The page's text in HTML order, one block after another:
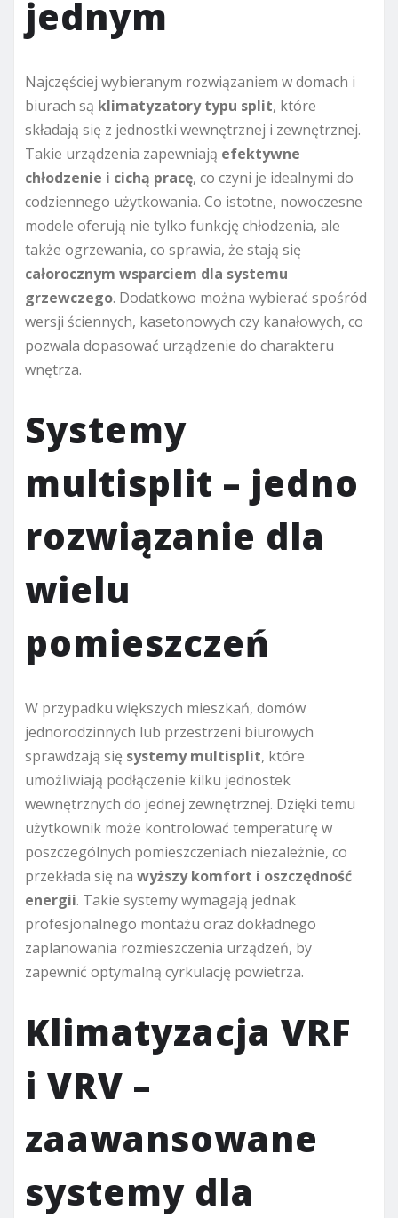
jednym
Najczęściej wybieranym rozwiązaniem w domach i
biurach są klimatyzatory typu split, które
składają się z jednostki wewnętrznej i zewnętrznej.
Takie urządzenia zapewniają efektywne
chłodzenie i cichą pracę, co czyni je idealnymi do
codziennego użytkowania. Co istotne, nowoczesne
modele oferują nie tylko funkcję chłodzenia, ale
także ogrzewania, co sprawia, że stają się
całorocznym wsparciem dla systemu
grzewczego. Dodatkowo można wybierać spośród
wersji ściennych, kasetonowych czy kanałowych, co
pozwala dopasować urządzenie do charakteru
wnętrza.
Systemy
multisplit – jedno
rozwiązanie dla
wielu
pomieszczeń
W przypadku większych mieszkań, domów
jednorodzinnych lub przestrzeni biurowych
sprawdzają się systemy multisplit, które
umożliwiają podłączenie kilku jednostek
wewnętrznych do jednej zewnętrznej. Dzięki temu
użytkownik może kontrolować temperaturę w
poszczególnych pomieszczeniach niezależnie, co
przekłada się na wyższy komfort i oszczędność
energii. Takie systemy wymagają jednak
profesjonalnego montażu oraz dokładnego
zaplanowania rozmieszczenia urządzeń, by
zapewnić optymalną cyrkulację powietrza.
Klimatyzacja VRF
i VRV –
zaawansowane
systemy dla